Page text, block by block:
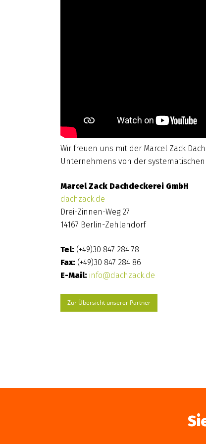
Wir freuen uns mit der Marcel Zack
Unternehmens von der
Marcel Zack Dachdeckerei GmbH
dachzack.de
Drei-Zinnen-Weg 27
14167 Berlin-Zehlendorf
Tel: (+49)30 847 284 78
Fax: (+49)30 847 284 86
E-Mail: info@dachzack.de
Zur Übersicht unserer Partner